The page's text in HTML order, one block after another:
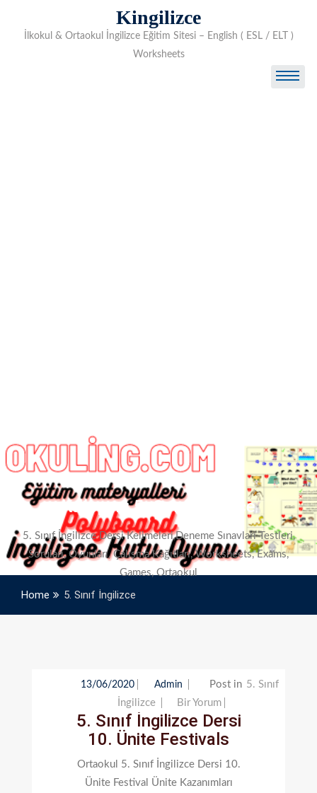
content
Kingilizce
İlkokul & Ortaokul İngilizce Eğitim Sitesi – English ( ESL / ELT )
Worksheets
Kategori:5. Sınıf İngilizce
5. Sınıf İngilizce Dersi Kelimeleri,Deneme Sınavları Testleri,
Soruları, Oyunları, Çalışma Kağıtları, Worksheets, Exams,
Games, Ortaokul
Home 5. Sınıf İngilizce
13/06/2020 Admin Post in 5. Sınıf
İngilizce
5.
Sınıf
İngilizce
Bir Yorum
5. Sınıf İngilizce Dersi
10. Ünite Festivals
Ortaokul 5. Sınıf İngilizce Dersi 10.
Ünite Festival Ünite Kazanımları